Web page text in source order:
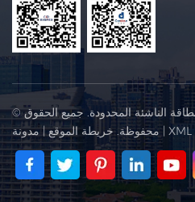
© شركة شيامن سي آند دي للطاقة الناشئة المحدودة. جميع الحقوق
محفوظة.خريطة الموقع|مدونة | XML